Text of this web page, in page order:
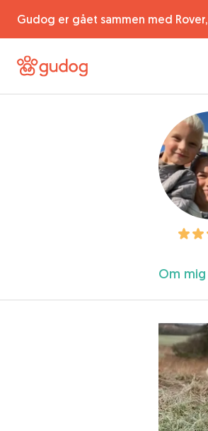
Gudog er gået sammen med Rover,
Om mig